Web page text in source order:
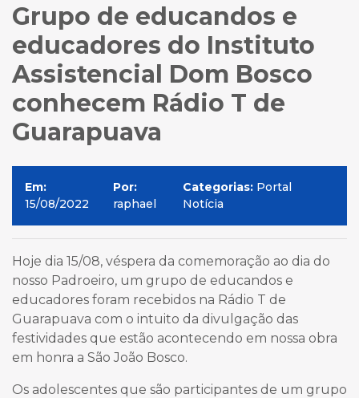
Grupo de educandos e
educadores do Instituto
Assistencial Dom Bosco
conhecem Rádio T de
Guarapuava
Em:
15/08/2022
Por:
raphael
Categorias: Portal
Notícia
Hoje dia 15/08, véspera da comemoração ao dia do
nosso Padroeiro, um grupo de educandos e
educadores foram recebidos na Rádio T de
Guarapuava com o intuito da divulgação das
festividades que estão acontecendo em nossa obra
em honra a São João Bosco.
Os adolescentes que são participantes de um grupo